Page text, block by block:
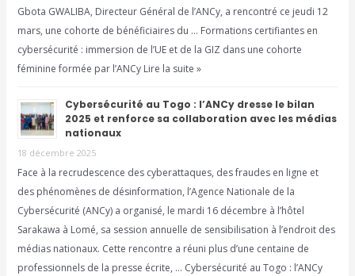
Gbota GWALIBA, Directeur Général de l’ANCy, a rencontré ce jeudi 12
mars, une cohorte de bénéficiaires du … Formations certifiantes en
cybersécurité : immersion de l’UE et de la GIZ dans une cohorte
féminine formée par l’ANCy Lire la suite »
Cybersécurité au Togo : l’ANCy dresse le bilan
2025 et renforce sa collaboration avec les médias
nationaux
18 décembre 2025
Face à la recrudescence des cyberattaques, des fraudes en ligne et
des phénomènes de désinformation, l’Agence Nationale de la
Cybersécurité (ANCy) a organisé, le mardi 16 décembre à l’hôtel
Sarakawa à Lomé, sa session annuelle de sensibilisation à l’endroit des
médias nationaux. Cette rencontre a réuni plus d’une centaine de
professionnels de la presse écrite, … Cybersécurité au Togo : l’ANCy